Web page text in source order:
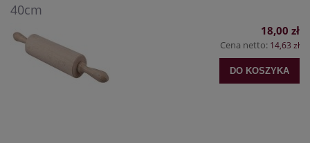
40cm
18,00 zł
Cena netto: 14,63 zł
DO KOSZYKA